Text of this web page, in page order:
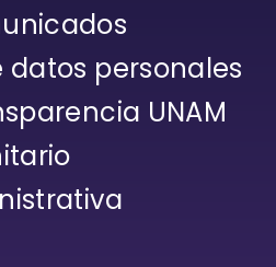
datos personales
UNAM